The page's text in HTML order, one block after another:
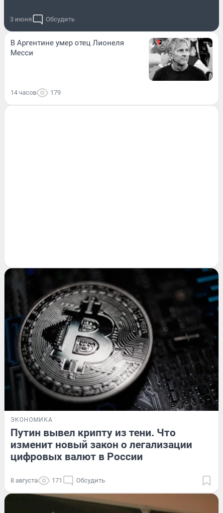
3 июня Обсудить
В Аргентине умер отец Лионеля
Месси
14 часов 179
ЭКОНОМИКА
Путин вывел крипту из тени. Что
изменит новый закон о легализации
цифровых валют в России
8 августа 171 Обсудить